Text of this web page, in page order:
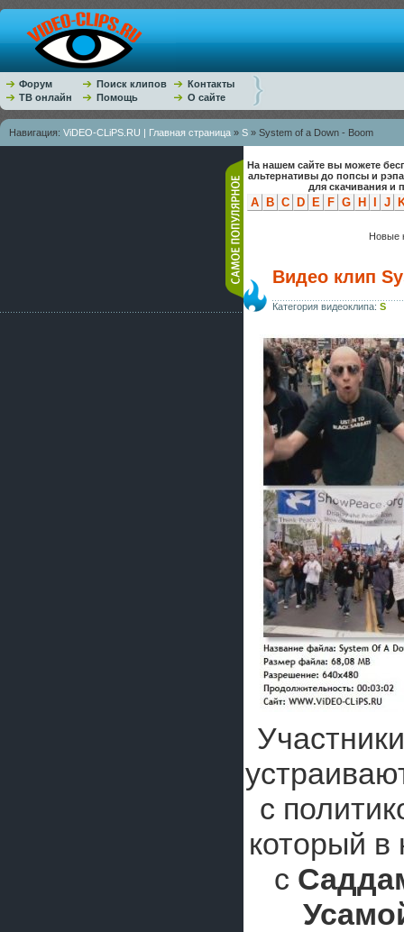
Форум Поиск клипов
Контакты
ТВ онлайн
Помощь О сайте
Навигация: ViDEO-CLiPS.RU | Главная страница » S » System of a Down - Boom
На нашем сайте вы можете
альтернативы до попсы и
для скачивания и
A B C D E F G H J
Новые
Видео клип
Категория видеоклипа: S
с
который в
с